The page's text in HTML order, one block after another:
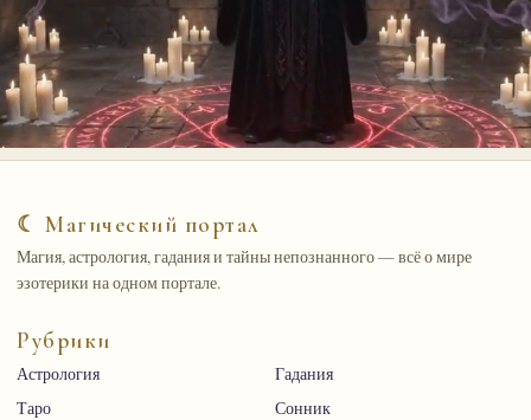
☾ Магический портал
Магия, астрология, гадания и тайны непознанного — всё о мире
эзотерики на одном портале.
Рубрики
Астрология
Гадания
Таро
Сонник